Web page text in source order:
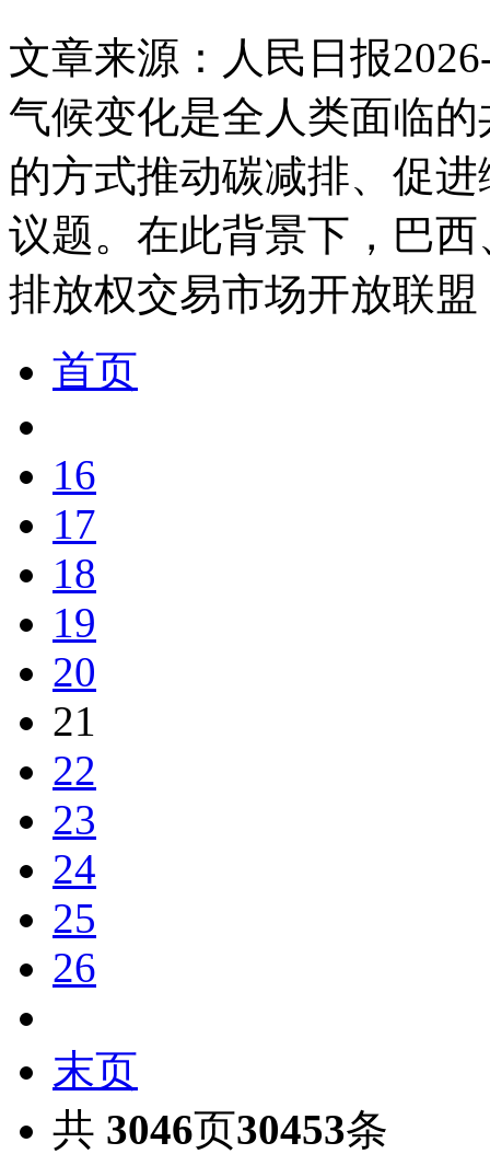
文章来源：人民日报
气候变化是全人类面临
的方式推动碳减排、促
议题。在此背景下，巴
排放权交易市场开放联盟
首页
16
17
18
19
20
21
22
23
24
25
26
末页
共 3046页30453条